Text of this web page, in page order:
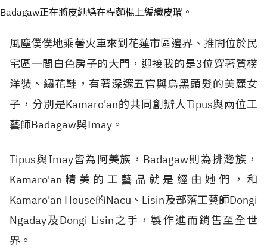
Badagaw正在將皮繩繞在桿麵棍上編織皮環。
風塵僕僕地乘著火車來到花蓮市區邊界、推開位於民
宅區一間白色房子的大門，迎接我的是3位穿著質樸
洋裝、繡花鞋，有著深邃五官與烏黑頭髮的美麗女
子，分別是Kamaro'an的共同創辦人Tipus與兩位工
藝師Badagaw與Imay。
Tipus與Imay皆為阿美族，Badagaw則為排灣族，
Kamaro'an精美的工藝品就是經由她們，和
Kamaro'an House的Nacu、Lisin及部落工藝師Dongi
Ngaday及Dongi Lisin之手，製作進而銷售至全世
界。